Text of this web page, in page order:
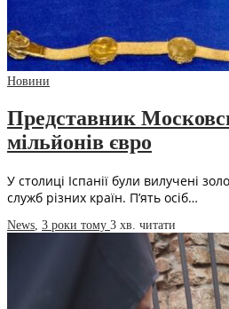
Новини
Представник
мільйонів євро
У столиці Іспанії були вилучені
служб різних країн. П’ять осіб…
News, 3 роки тому 3 хв. читати